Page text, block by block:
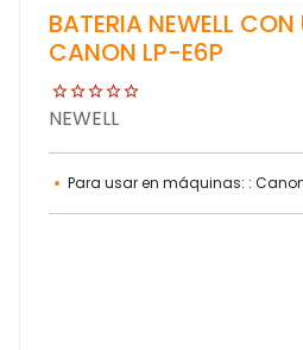
BATERIA NEWELL
CANON LP-E6P
NEWELL
Para usar en máquinas: :